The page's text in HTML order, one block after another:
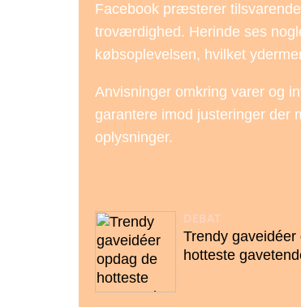
Facebook præsterer
troværdighed. Herinde ses
købsoplevelsen, hvilket
Anvisninger omkring varer og
garantere imod justeringer der
oplysninger.
DEBAT
Trendy gaveidéer
hotteste